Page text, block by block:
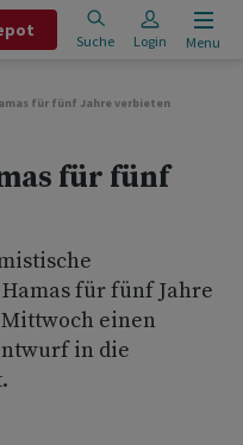
Suche Login Menu
für fünf Jahre verbieten
für fünf
für fünf Jahre
einen
in die